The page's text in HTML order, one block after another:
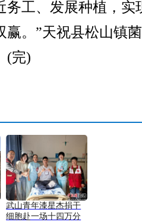
务工、发展种植，实
赢。”天祝县松山镇
(完)
武山青年漆星杰捐干
细胞赴一场十四万分